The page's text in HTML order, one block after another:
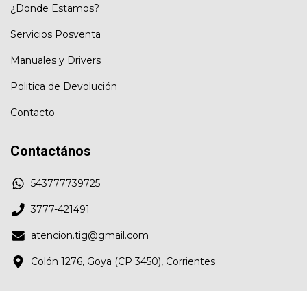
¿Donde Estamos?
Servicios Posventa
Manuales y Drivers
Politica de Devolución
Contacto
Contactános
543777739725
3777-421491
atencion.tig@gmail.com
Colón 1276, Goya (CP 3450), Corrientes